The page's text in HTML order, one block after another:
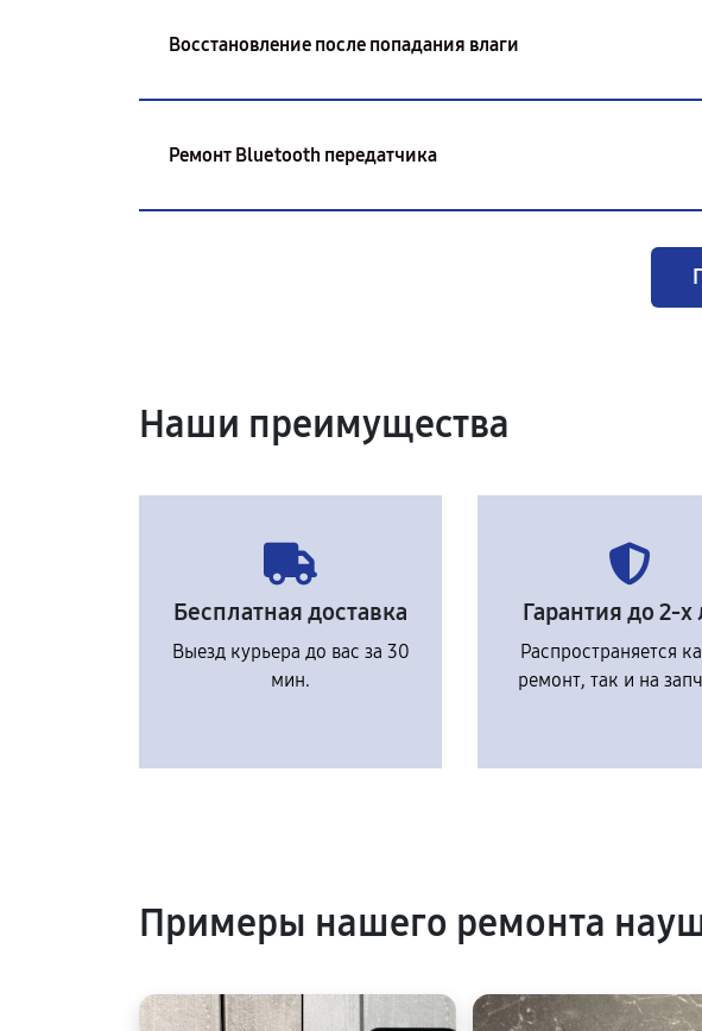
Восстановление после попадания влаги
Ремонт Bluetooth передатчика
Наши преимущества
Бесплатная доставка
Выезд курьера до вас за 30
мин.
Гарантия до 2-х
Распространяется
ремонт, так и на
Примеры нашего ремонта